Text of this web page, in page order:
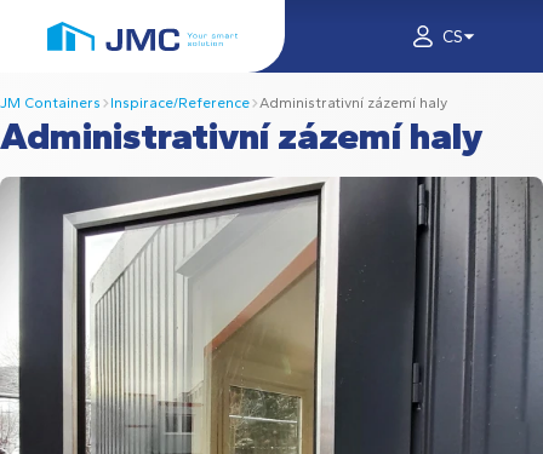
CS
Administrativní zázemí haly
JM Containers Inspirace/Reference Administrativní zázemí haly